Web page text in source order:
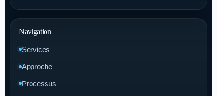
Navigation
Services
Approche
Processus